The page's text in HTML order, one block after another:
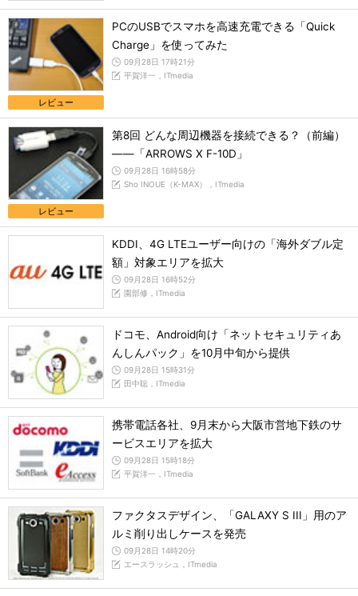
レビュー
PCのUSBでスマホを高速充電できる「Quick
Charge」を使ってみた
09月28日 17時21分
平賀洋一，ITmedia
レビュー
第8回 どんな周辺機器を接続できる？（前編）
――「ARROWS X F-10D」
09月28日 16時58分
Sho INOUE（K-MAX），ITmedia
KDDI、4G LTEユーザー向けの「海外ダブル定
額」対象エリアを拡大
09月28日 16時52分
園部修，ITmedia
ドコモ、Android向け「ネットセキュリティあ
んしんパック」を10月中旬から提供
09月28日 15時31分
田中聡，ITmedia
携帯電話各社、9月末から大阪市営地下鉄のサ
ービスエリアを拡大
09月28日 15時18分
平賀洋一，ITmedia
ファクタスデザイン、「GALAXY S III」用のア
ルミ削り出しケースを発売
09月28日 14時20分
エースラッシュ，ITmedia